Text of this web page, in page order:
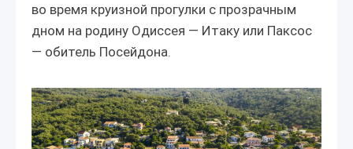
во время круизной прогулки с прозрачным
дном на родину Одиссея — Итаку или Паксос
— обитель Посейдона.